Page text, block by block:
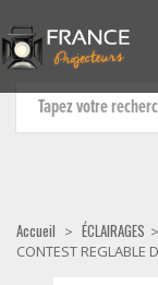
Accueil > ÉCLAIRAGES >
CONTEST REGLABLE